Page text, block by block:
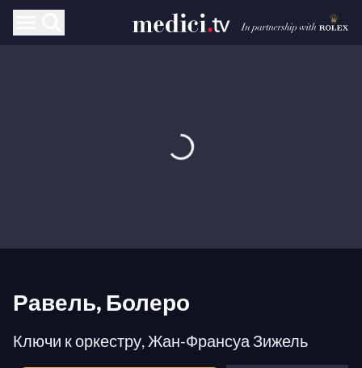
Равель, Болеро
Ключи к оркестру, Жан-Франсуа Зижель